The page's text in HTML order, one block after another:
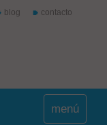
blog contacto
menú